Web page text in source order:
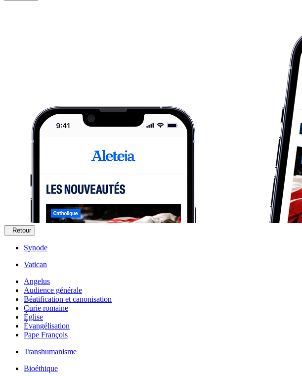
Retour
Synode
Vatican
Angelus
Audience générale
Béatification et canonisation
Curie romaine
Église
Évangélisation
Pape François
Transhumanisme
Bioéthique